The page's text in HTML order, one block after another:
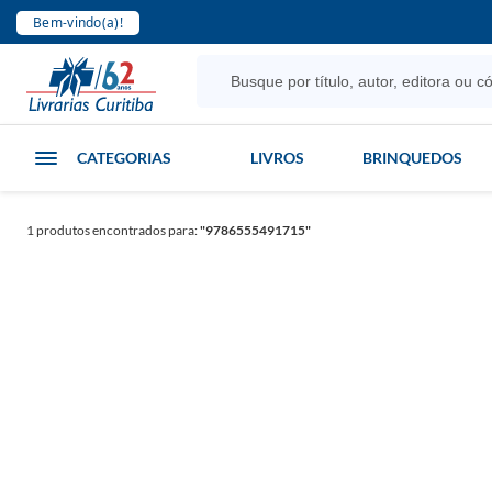
Bem-vindo(a)!
CATEGORIAS LIVROS BRINQUEDOS
1produtos encontrados para:"9786555491715"